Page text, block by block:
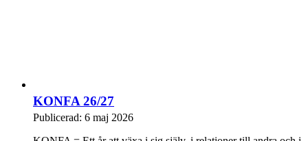
KONFA 26/27
Publicerad: 6 maj 2026